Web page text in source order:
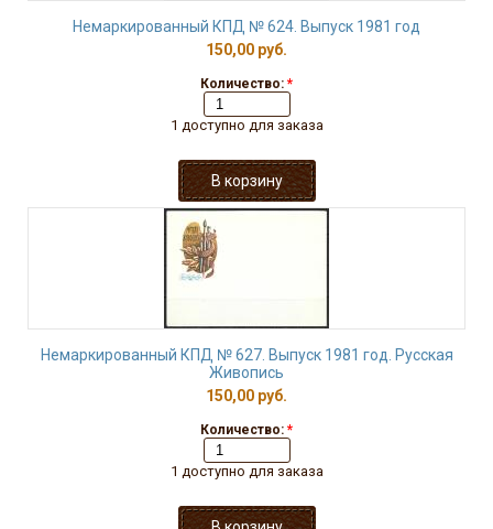
Немаркированный КПД № 624. Выпуск 1981 год
150,00 руб.
Количество: *
1 доступно для заказа
Немаркированный КПД № 627. Выпуск 1981 год. Русская
Живопись
150,00 руб.
Количество: *
1 доступно для заказа